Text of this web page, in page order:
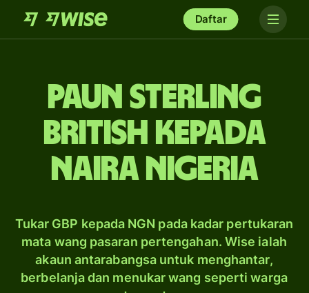
Daftar
paun sterling
British kepada
naira Nigeria
Tukar GBP kepada NGN pada kadar pertukaran
mata wang pasaran pertengahan. Wise ialah
akaun antarabangsa untuk menghantar,
berbelanja dan menukar wang seperti warga